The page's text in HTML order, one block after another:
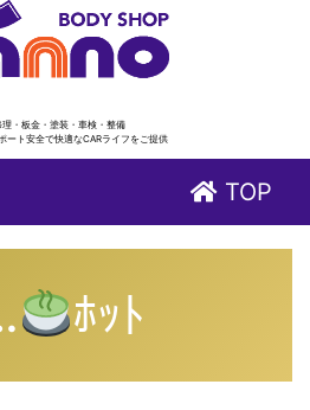
理・板金・塗装・車検・整備
ート安全で快適なCARライフをご提供
TOP
ﾎｯﾄ